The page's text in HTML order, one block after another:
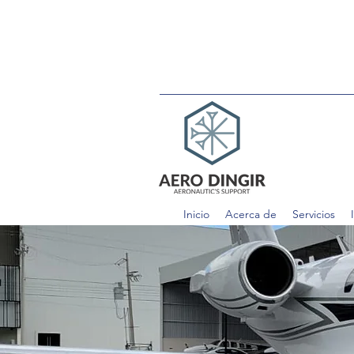
Inicio Acerca de Servicios